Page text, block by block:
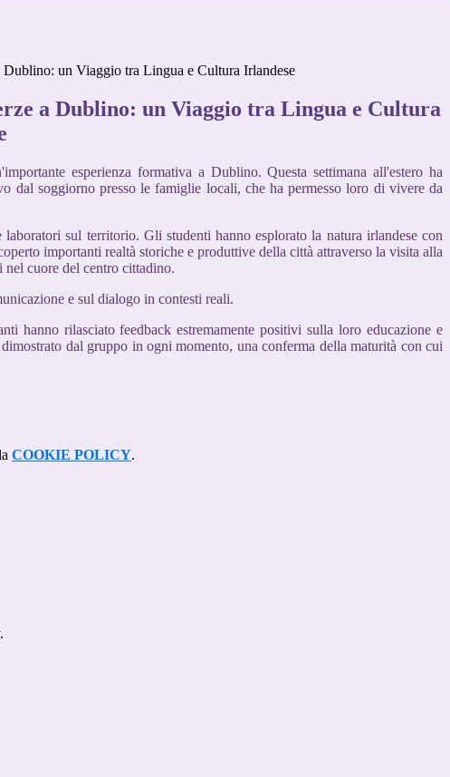
Dublino: un Viaggio tra Lingua e Cultura Irlandese
a Dublino: un Viaggio tra Lingua e Cultura
esperienza formativa a Dublino. Questa settimana all'estero ha
dal soggiorno presso le famiglie locali, che ha permesso loro di vivere da
sul territorio. Gli studenti hanno esplorato la natura irlandese con
importanti realtà storiche e produttive della città attraverso la visita alla
cuore del centro cittadino.
e sul dialogo in contesti reali.
hanno rilasciato feedback estremamente positivi sulla loro educazione e
dal gruppo in ogni momento, una conferma della maturità con cui
COOKIE POLICY.